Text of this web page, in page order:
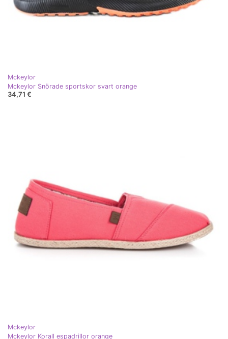
Mckeylor
Mckeylor Snörade sportskor svart orange
34,71 €
Mckeylor
Mckeylor Korall espadrillor orange